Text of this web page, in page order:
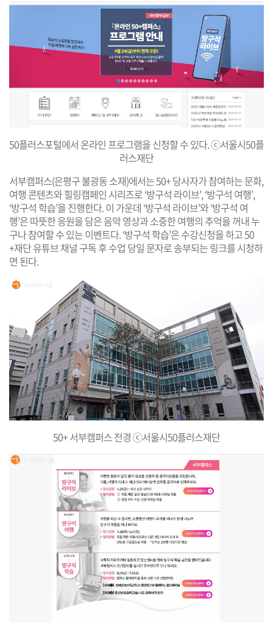
50플러스포털에서 온라인 프로그램을 신청할 수 있다. ⓒ서울시50플
러스재단
서부캠퍼스(은평구 불광동 소재)에서는 50+ 당사자가 참여하는 문화,
여행 콘텐츠와 힐링캠페인 시리즈로 ‘방구석 라이브’, ‘방구석 여행’,
‘방구석 학습’을 진행한다. 이 가운데 ‘방구석 라이브’와 ‘방구석 여
행’은 따뜻한 응원을 담은 음악 영상과 소중한 여행의 추억을 꺼내 누
구나 참여할 수 있는 이벤트다. ‘방구석 학습’은 수강신청을 하고 50
+재단 유튜브 채널 구독 후 수업 당일 문자로 송부되는 링크를 시청하
면 된다.
50+ 서부캠퍼스 전경 ⓒ서울시50플러스재단